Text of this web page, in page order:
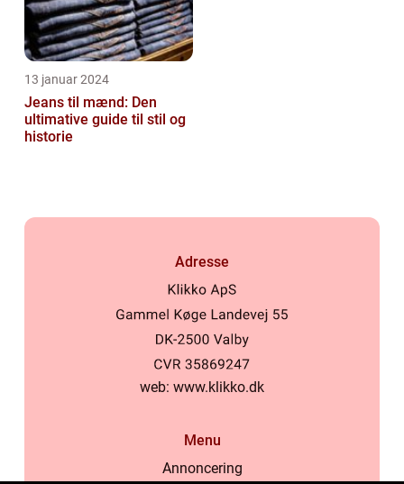
13 januar 2024
Jeans til mænd: Den
ultimative guide til stil og
historie
Adresse
web: www.klikko.dk
Menu
Annoncering